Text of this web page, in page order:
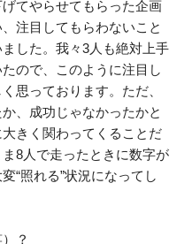
てやらせてもらった企画
注目してもらわないこと
した。我々3人も絶対上手
ので、このように注目し
思っております。ただ、
、成功じゃなかったかと
きく関わってくることだ
8人で走ったときに数字が
“照れる”状況になってし
？